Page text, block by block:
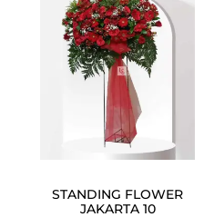
STANDING FLOWER
JAKARTA 10